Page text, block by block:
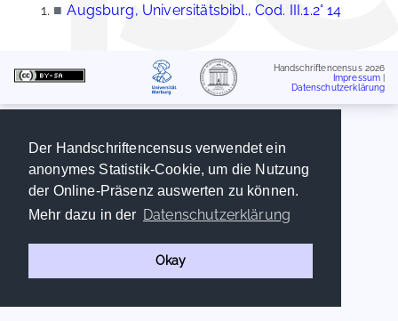
Der Handschriftencensus verwendet ein
anonymes Statistik-Cookie, um die Nutzung
der Online-Präsenz auswerten zu können.
Mehr dazu in der Datenschutzerklärung
Okay
■ Augsburg, Universitätsbibl., Cod. III.1.2° 14
Handschriftencensus 2026
Impressum
Datenschutzerklärung